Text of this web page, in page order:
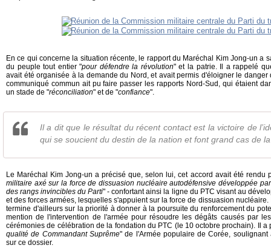
En ce qui concerne la situation récente, le rapport du Maréchal Kim Jong-un a
du peuple tout entier "pour défendre la révolution" et la patrie. Il a rappelé
avait été organisée à la demande du Nord, et avait permis d'éloigner le
communiqué commun ait pu faire passer les rapports Nord-Sud, qui étaient
un stade de "réconciliation" et de "confiance".
Il a dit que le résultat du récent contact est la victoire de
qui se soucient du destin de la nation et font grand cas de
Le Maréchal Kim Jong-un a précisé que, selon lui, cet accord avait été rendu
militaire axé sur la force de dissuasion nucléaire autodéfensive développée
des rangs invincibles du Parti" - confortant ainsi la ligne du PTC visant au
et des forces armées, lesquelles s'appuient sur la force de dissuasion
termine d'ailleurs sur la priorité à donner à la poursuite du renforcement du
mention de l'intervention de l'armée pour résoudre les dégâts causés par
cérémonies de célébration de la fondation du PTC (le 10 octobre prochain). Il
qualité de Commandant Suprême" de l'Armée populaire de Corée,
sur ce dossier.